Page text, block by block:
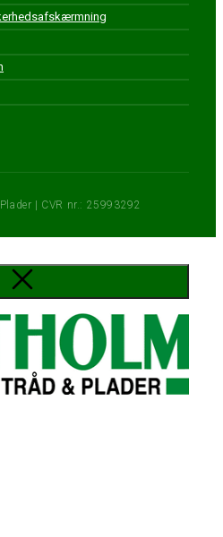
| CVR nr.: 25993292